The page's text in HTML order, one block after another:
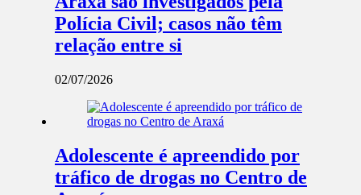
Polícia Civil; casos não têm
relação entre si
02/07/2026
Adolescente é apreendido por
tráfico de drogas no Centro de